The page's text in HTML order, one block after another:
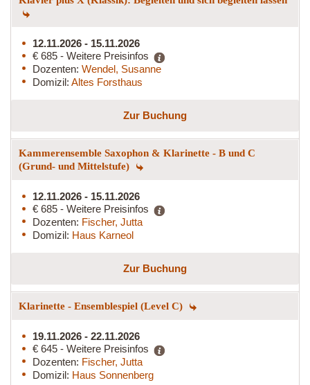
12.11.2026 - 15.11.2026
€ 685 - Weitere Preisinfos
Dozenten: Wendel, Susanne
Domizil: Altes Forsthaus
Zur Buchung
Kammerensemble Saxophon & Klarinette - B und C
(Grund- und Mittelstufe)
12.11.2026 - 15.11.2026
€ 685 - Weitere Preisinfos
Dozenten: Fischer, Jutta
Domizil: Haus Karneol
Zur Buchung
Klarinette - Ensemblespiel (Level C)
19.11.2026 - 22.11.2026
€ 645 - Weitere Preisinfos
Dozenten: Fischer, Jutta
Domizil: Haus Sonnenberg